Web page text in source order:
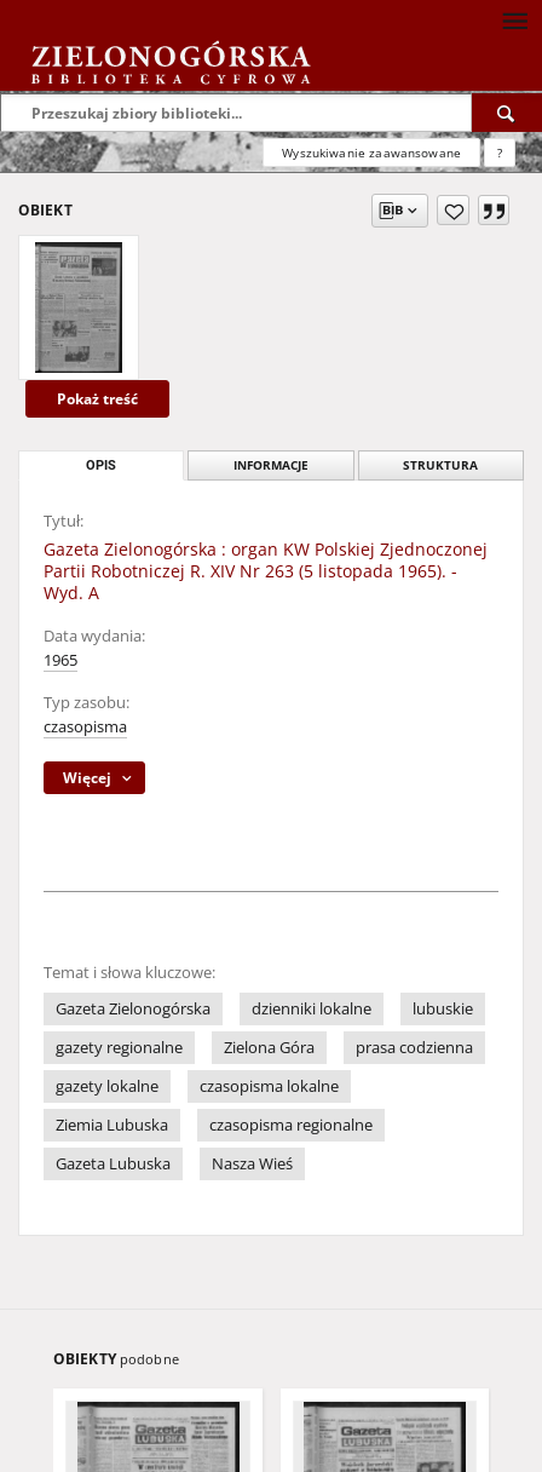
Wyszukiwanie zaawansowane ?
OBIEKT
Pokaż treść
OPIS INFORMACJE STRUKTURA
Tytuł:
Gazeta Zielonogórska : organ KW Polskiej Zjednoczonej
Partii Robotniczej R. XIV Nr 263 (5 listopada 1965). -
Wyd. A
Data wydania:
1965
Typ zasobu:
czasopisma
Więcej
Temat i słowa kluczowe:
Gazeta Zielonogórska
dzienniki lokalne
lubuskie
gazety regionalne
Zielona Góra
prasa codzienna
gazety lokalne
czasopisma lokalne
Ziemia Lubuska
czasopisma regionalne
Gazeta Lubuska
Nasza Wieś
OBIEKTY podobne